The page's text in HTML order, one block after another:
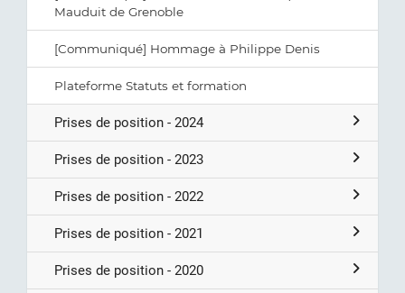
Mauduit de Grenoble
[Communiqué] Hommage à Philippe Denis
Plateforme Statuts et formation
Prises de position - 2024
Prises de position - 2023
Prises de position - 2022
Prises de position - 2021
Prises de position - 2020